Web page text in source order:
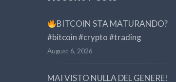
BITCOIN STA MATURANDO?
#bitcoin #crypto #trading
August 6, 2026
MAI VISTO NULLA DEL GENERE!